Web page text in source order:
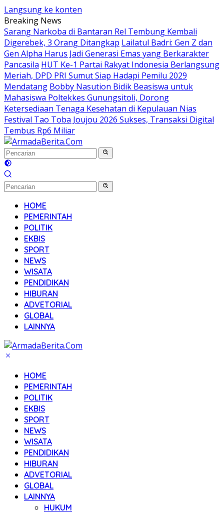
Langsung ke konten
Breaking News
Sarang Narkoba di Bantaran Rel Tembung Kembali
Digerebek, 3 Orang Ditangkap Lailatul Badri: Gen Z dan
Gen Alpha Harus Jadi Generasi Emas yang Berkarakter
Pancasila HUT Ke-1 Partai Rakyat Indonesia Berlangsung
Meriah, DPD PRI Sumut Siap Hadapi Pemilu 2029
Mendatang Bobby Nasution Bidik Beasiswa untuk
Mahasiswa Poltekkes Gunungsitoli, Dorong
Ketersediaan Tenaga Kesehatan di Kepulauan Nias
Festival Tao Toba Joujou 2026 Sukses, Transaksi Digital
Tembus Rp6 Miliar
HOME
PEMERINTAH
POLITIK
EKBIS
SPORT
NEWS
WISATA
PENDIDIKAN
HIBURAN
ADVETORIAL
GLOBAL
LAINNYA
HOME
PEMERINTAH
POLITIK
EKBIS
SPORT
NEWS
WISATA
PENDIDIKAN
HIBURAN
ADVETORIAL
GLOBAL
LAINNYA
HUKUM